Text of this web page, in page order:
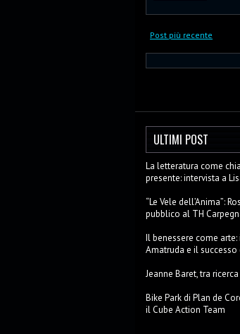
Post più recente
ULTIMI POST
La letteratura come
presente: intervista a
“Le Vele dell’Anima”:
pubblico al TH
Il benessere come
Amatruda e il successo
Jeanne Baret, tra
Bike Park di Plan de
il Cube Action Team